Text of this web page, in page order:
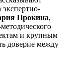
экспертно-
Прокина,
и крупным
доверие между